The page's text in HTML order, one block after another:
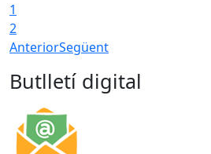
1
2
AnteriorSegüent
Butlletí digital